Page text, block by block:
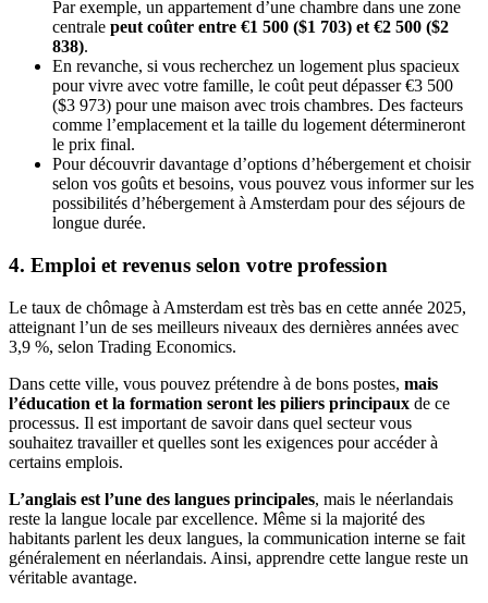
Par exemple, un appartement d’une chambre dans une zone
centrale peut coûter entre €1 500 ($1 703) et €2 500 ($2
838).
En revanche, si vous recherchez un logement plus spacieux
pour vivre avec votre famille, le coût peut dépasser €3 500
($3 973) pour une maison avec trois chambres. Des facteurs
comme l’emplacement et la taille du logement détermineront
le prix final.
Pour découvrir davantage d’options d’hébergement et choisir
selon vos goûts et besoins, vous pouvez vous informer sur les
possibilités d’hébergement à Amsterdam pour des séjours de
longue durée.
4. Emploi et revenus selon votre profession
Le taux de chômage à Amsterdam est très bas en cette année 2025,
atteignant l’un de ses meilleurs niveaux des dernières années avec
3,9 %, selon Trading Economics.
Dans cette ville, vous pouvez prétendre à de bons postes, mais
l’éducation et la formation seront les piliers principaux de ce
processus. Il est important de savoir dans quel secteur vous
souhaitez travailler et quelles sont les exigences pour accéder à
certains emplois.
L’anglais est l’une des langues principales, mais le néerlandais
reste la langue locale par excellence. Même si la majorité des
habitants parlent les deux langues, la communication interne se fait
généralement en néerlandais. Ainsi, apprendre cette langue reste un
véritable avantage.